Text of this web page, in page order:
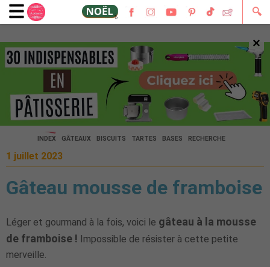
🔍
×
🔍
INDEX GÂTEAUX BISCUITS TARTES BASES RECHERCHE
1 juillet 2023
Gâteau mousse de framboise
Léger et gourmand à la fois, voici le gâteau à la mousse
de framboise ! Impossible de résister à cette petite
merveille.